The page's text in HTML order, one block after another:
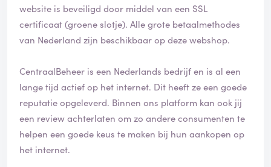
website is beveiligd door middel van een SSL
certificaat (groene slotje). Alle grote betaalmethodes
van Nederland zijn beschikbaar op deze webshop.
CentraalBeheer is een Nederlands bedrijf en is al een
lange tijd actief op het internet. Dit heeft ze een goede
reputatie opgeleverd. Binnen ons platform kan ook jij
een review achterlaten om zo andere consumenten te
helpen een goede keus te maken bij hun aankopen op
het internet.